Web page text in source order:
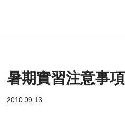
暑期實習注意事項
2010.09.13